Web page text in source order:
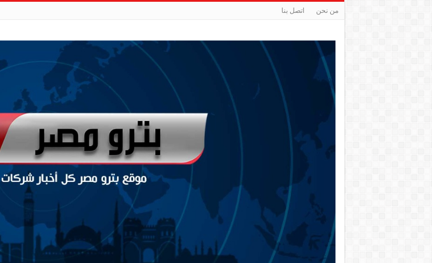
من نحن اتصل بنا